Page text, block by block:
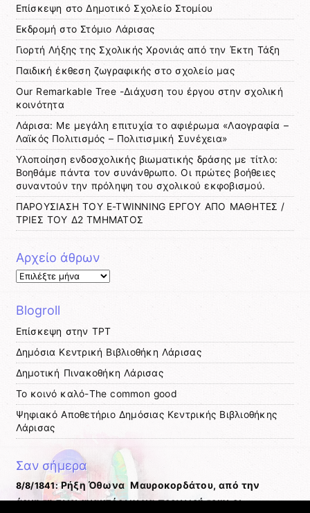
Επίσκεψη στο Δημοτικό Σχολείο Στομίου
Εκδρομή στο Στόμιο Λάρισας
Γιορτή Λήξης της Σχολικής Χρονιάς από την Έκτη Τάξη
Παιδική έκθεση ζωγραφικής στο σχολείο μας
Our Remarkable Tree -Διάχυση του έργου στην σχολική
κοινότητα
Λάρισα: Με μεγάλη επιτυχία το αφιέρωμα «Λαογραφία –
Λαϊκός Πολιτισμός – Πολιτισμική Συνέχεια»
Υλοποίηση ενδοσχολικής βιωματικής δράσης με τίτλο:
Βοηθάμε πάντα τον συνάνθρωπο. Οι πρώτες βοήθειες
συναντούν την πρόληψη του σχολικού εκφοβισμού.
ΠΑΡΟΥΣΙΑΣΗ ΤΟΥ E-TWINNING ΕΡΓΟΥ ΑΠΟ ΜΑΘΗΤΕΣ /
ΤΡΙΕΣ ΤΟΥ Δ2 ΤΜΗΜΑΤΟΣ
Αρχείο άθρων
Αρχείο
Blogroll
Eπίσκεψη στην TΡΤ
Δημόσια Κεντρική Βιβλιοθήκη Λάρισας
Δημοτική Πινακοθήκη Λάρισας
Το κοινό καλό-The common good
Ψηφιακό Αποθετήριο Δημόσιας Κεντρικής Βιβλιοθήκης
Λάρισας
Σαν σήμερα
8/8/1841:Ρήξη Όθωνα  Μαυροκορδάτου, από την
άρνηση των ανακτόρων να προχωρήσουν οι